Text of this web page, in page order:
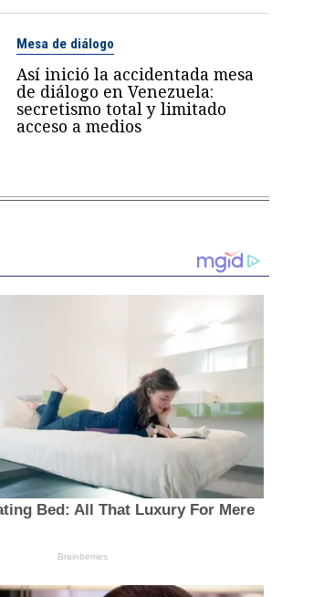
Mesa de diálogo
Así inició la accidentada mesa
de diálogo en Venezuela:
secretismo total y limitado
acceso a medios